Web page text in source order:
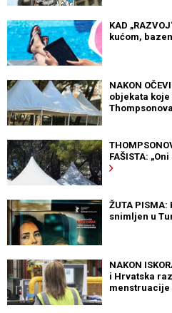
KAD
kućom,
NAKON
objekata
FAŠISTA:
ŽUTA
snimljen u
NAKON
i Hrvatska
menstruacije